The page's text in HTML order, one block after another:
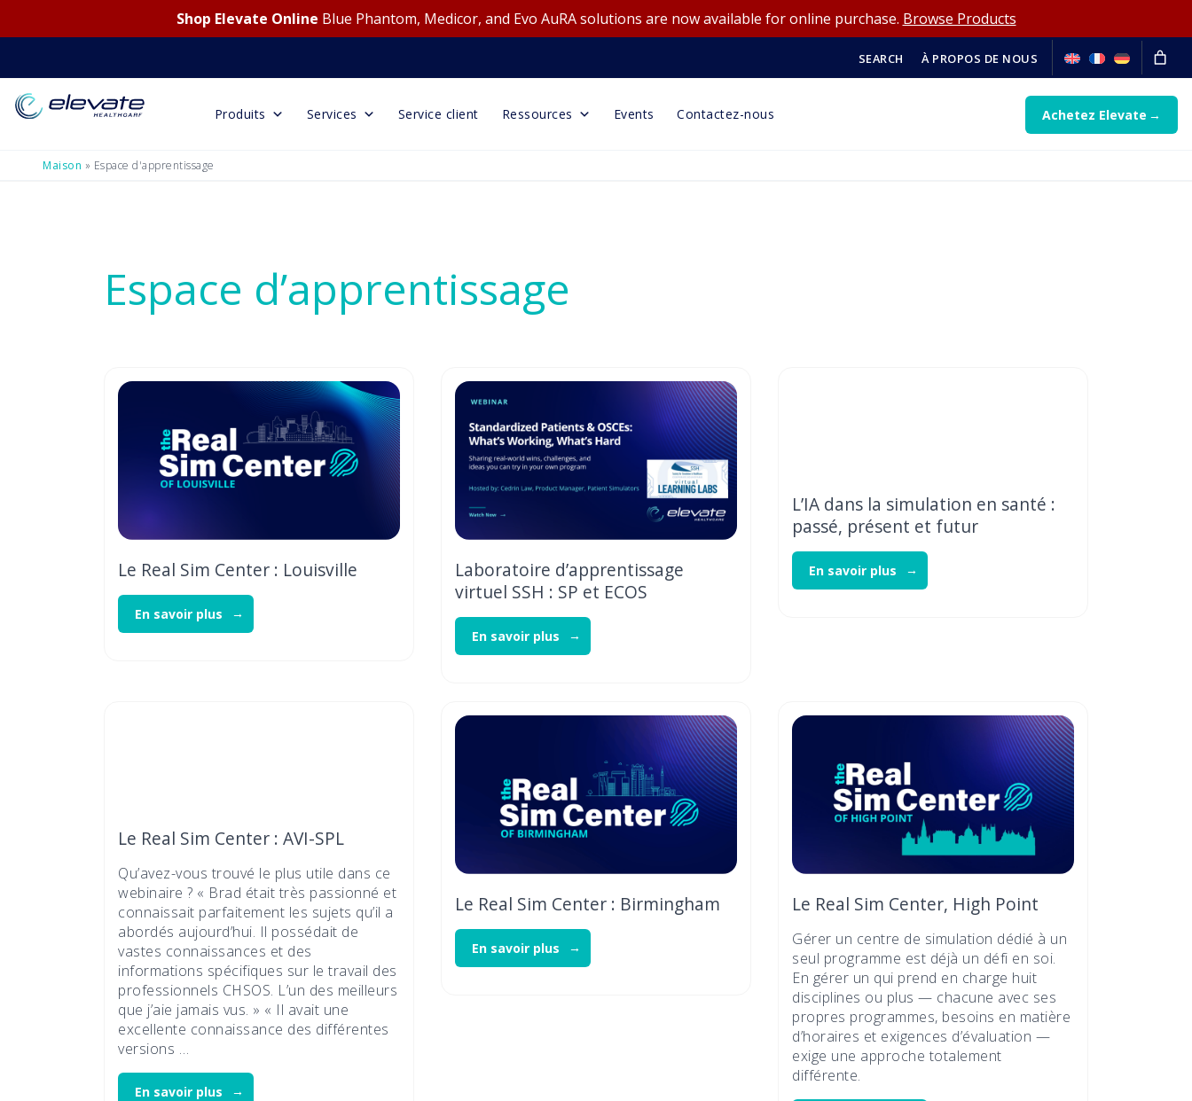
Shop Elevate Online Blue Phantom, Medicor, and Evo AuRA solutions are now available for online purchase. Browse Products
SEARCH À PROPOS DE NOUS
Produits Services Service client Ressources Events Contactez-nous Achetez Elevate
Maison » Espace d'apprentissage
Espace d’apprentissage
Le Real Sim Center : Louisville
En savoir plus
Laboratoire d’apprentissage
virtuel SSH : SP et ECOS
En savoir plus
L’IA dans la simulation en santé :
passé, présent et futur
En savoir plus
Le Real Sim Center : AVI-SPL
Qu’avez-vous trouvé le plus utile dans ce
webinaire ? « Brad était très passionné et
connaissait parfaitement les sujets qu’il a
abordés aujourd’hui. Il possédait de
vastes connaissances et des
informations spécifiques sur le travail des
professionnels CHSOS. L’un des meilleurs
que j’aie jamais vus. » « Il avait une
excellente connaissance des différentes
versions …
En savoir plus
Le Real Sim Center : Birmingham
En savoir plus
Le Real Sim Center, High Point
Gérer un centre de simulation dédié à un
seul programme est déjà un défi en soi.
En gérer un qui prend en charge huit
disciplines ou plus — chacune avec ses
propres programmes, besoins en matière
d’horaires et exigences d’évaluation —
exige une approche totalement
différente.